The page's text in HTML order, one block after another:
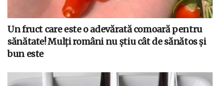
Un fruct care este o adevărată comoară pentru
sănătate! Mulți români nu știu cât de sănătos și
bun este